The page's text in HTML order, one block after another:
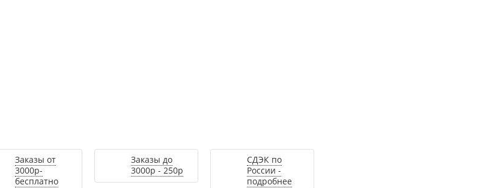
Заказы от
3000р-
бесплатно
Заказы до
3000р - 250р
СДЭК по
России -
подробнее